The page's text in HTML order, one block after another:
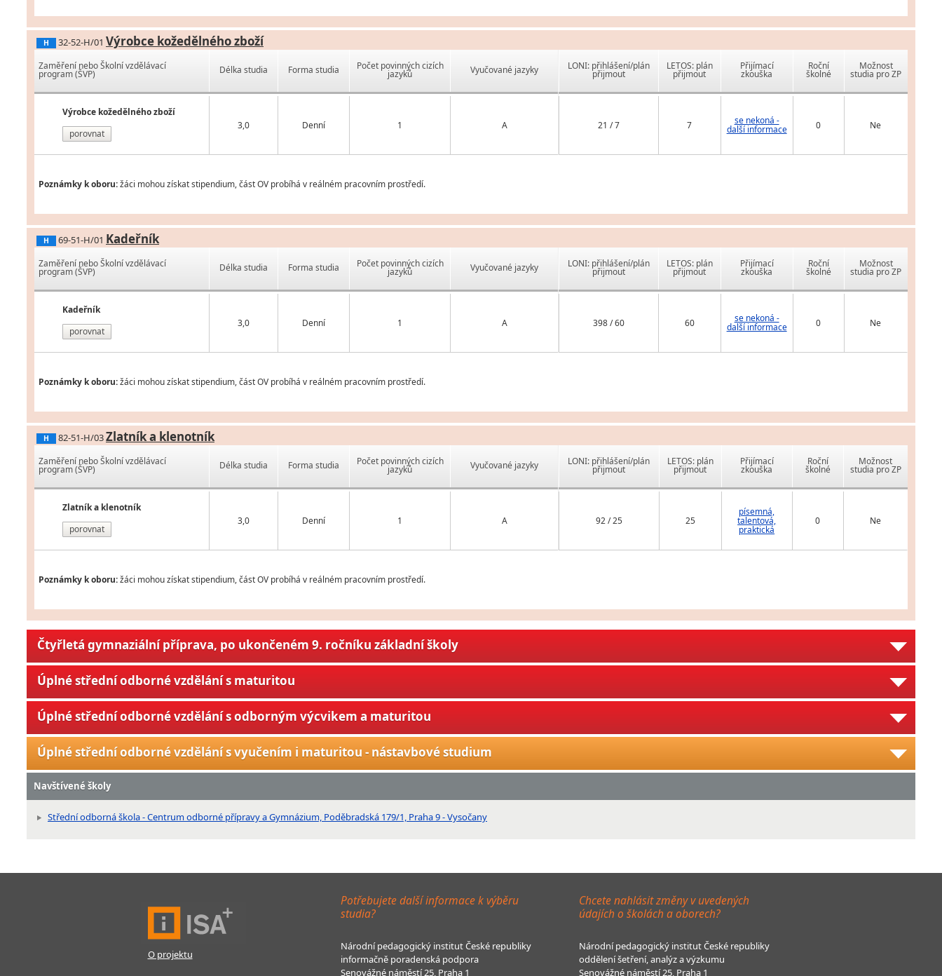
H 32-52-H/01 Výrobce kožedělného zboží
Zaměření nebo Školní vzdělávací
program (ŠVP)
Výrobce kožedělného zboží
porovnat
Délka studia Forma studia Počet povinných cizích
jazyků Vyučované jazyky
3,0 Denní 1 A
LONI: přihlášení/plán
přijmout
LETOS: plán
přijmout
Přijímací
zkouška
Roční
školné
Možnost
studia pro ZP
21 / 7 7 se nekoná -
další informace 0 Ne
Poznámky k oboru:žáci mohou získat stipendium, část OV probíhá v reálném pracovním prostředí.
H 69-51-H/01 Kadeřník
Zaměření nebo Školní vzdělávací
program (ŠVP)
Kadeřník
porovnat
Délka studia Forma studia Počet povinných cizích
jazyků Vyučované jazyky
3,0 Denní 1 A
LONI: přihlášení/plán
přijmout
LETOS: plán
přijmout
Přijímací
zkouška
Roční
školné
Možnost
studia pro ZP
398 / 60 60 se nekoná -
další informace 0 Ne
Poznámky k oboru:žáci mohou získat stipendium, část OV probíhá v reálném pracovním prostředí.
H 82-51-H/03Zlatník a klenotník
Zaměření nebo Školní vzdělávací
program (ŠVP)
Zlatník a klenotník
porovnat
Délka studia Forma studia Počet povinných cizích
jazyků Vyučované jazyky
3,0 Denní 1 A
LONI: přihlášení/plán
přijmout
LETOS: plán
přijmout
Přijímací
zkouška
Roční
školné
Možnost
studia pro ZP
92 / 25 25
písemná,
talentová,
praktická
0 Ne
Poznámky k oboru:žáci mohou získat stipendium, část OV probíhá v reálném pracovním prostředí.
Čtyřletá gymnaziální příprava, po ukončeném 9. ročníku základní školy
Úplné střední odborné vzdělání s maturitou
Úplné střední odborné vzdělání s odborným výcvikem a maturitou
Úplné střední odborné vzdělání s vyučením i maturitou - nástavbové studium
Navštívené školy
Střední odborná škola - Centrum odborné přípravy a Gymnázium, Poděbradská 179/1, Praha 9 - Vysočany
O projektu
Potřebujete další informace k výběru
studia?
Národní pedagogický institut České republiky
informačně poradenská podpora
Senovážné náměstí 25, Praha 1
Chcete nahlásit změny v uvedených
údajích o školách a oborech?
Národní pedagogický institut České republiky
oddělení šetření, analýz a výzkumu
Senovážné náměstí 25, Praha 1